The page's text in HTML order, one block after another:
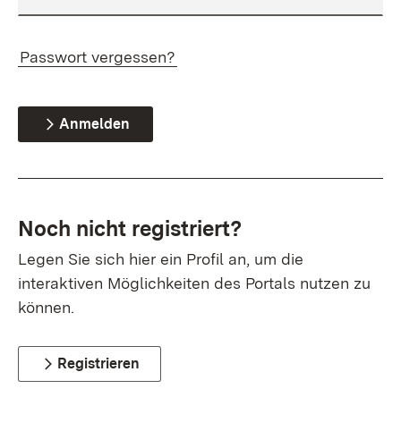
Passwort vergessen?
Anmelden
Noch nicht registriert?
Legen Sie sich hier ein Profil an, um die
interaktiven Möglichkeiten des Portals nutzen zu
können.
Registrieren